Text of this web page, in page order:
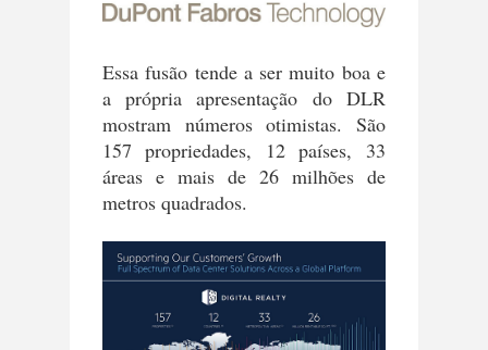
Essa fusão tende a ser muito boa e
a própria apresentação do DLR
mostram números otimistas. São
157 propriedades, 12 países, 33
áreas e mais de 26 milhões de
metros quadrados.